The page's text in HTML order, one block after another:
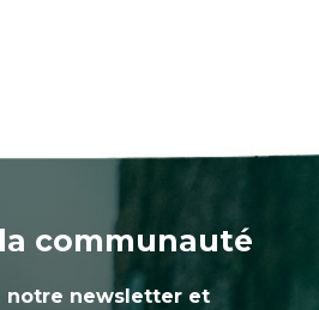
communauté
notre newsletter et